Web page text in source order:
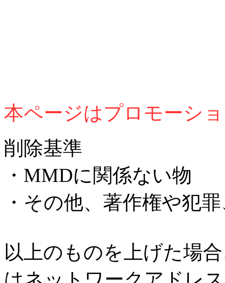
本ページはプロモーシ
削除基準
・MMDに関係ない物
・その他、著作権や犯
以上のものを上げた場